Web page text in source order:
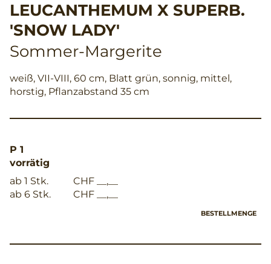
LEUCANTHEMUM X SUPERB.
'SNOW LADY'
Sommer-Margerite
weiß, VII-VIII, 60 cm, Blatt grün, sonnig, mittel,
horstig, Pflanzabstand 35 cm
P 1
vorrätig
ab 1 Stk.
CHF __,__
ab 6 Stk.
CHF __,__
BESTELLMENGE